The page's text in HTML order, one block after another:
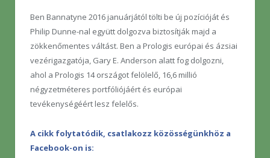
Ben Bannatyne 2016 januárjától tölti be új pozícióját és
Philip Dunne-nal együtt dolgozva biztosítják majd a
zökkenőmentes váltást. Ben a Prologis európai és ázsiai
vezérigazgatója, Gary E. Anderson alatt fog dolgozni,
ahol a Prologis 14 országot felölelő, 16,6 millió
négyzetméteres portfóliójáért és európai
tevékenységéért lesz felelős.
A cikk folytatódik, csatlakozz közösségünkhöz a
Facebook-on is: